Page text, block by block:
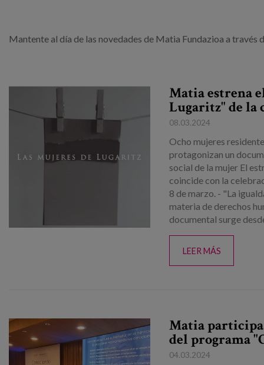
Mantente al día de las novedades de Matia Fundazioa a través
Matia estrena
Lugaritz" de la
08.03.2024
Ocho mujeres
protagonizan un
social de la mujer El
coincide con la
8 de marzo. - "La
materia de derechos
documental surge
LEER MÁS
Matia
del programa
04.03.2024